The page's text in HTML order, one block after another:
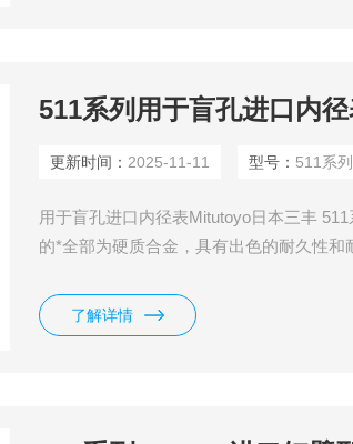
511系列用于盲孔进口内
更新时间： 2025-11-11 型号： 511系列
用于盲孔进口内径表Mitutoyo日本三丰
的*全部为硬质合金，具有出色的耐久性
了解详情